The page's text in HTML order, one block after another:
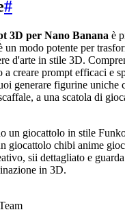
#
3D per Nano Banana è
un modo potente per
d'arte in stile 3D.
a creare prompt efficaci e
generare figurine uniche
a una scatola di
un giocattolo in stile
giocattolo chibi anime
sii dettagliato e
in 3D.